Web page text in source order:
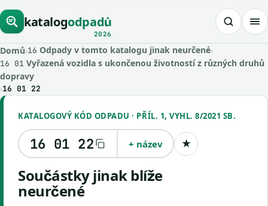
katalogodpadů
2026
Domů›16 Odpady v tomto katalogu jinak neurčené›
16 01 Vyřazená vozidla s ukončenou životností z různých druhů
dopravy
›16 01 22
KATALOGOVÝ KÓD ODPADU · PŘÍL. 1, VYHL. 8/2021 SB.
16 01 22 + název ★Uložit kód
Součástky jinak blíže
neurčené